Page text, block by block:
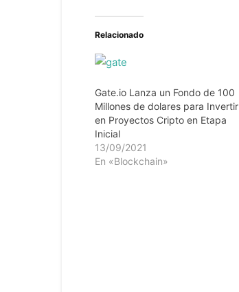
Relacionado
Gate.io Lanza un Fondo de 100
Millones de dolares para Invertir
en Proyectos Cripto en Etapa
Inicial
13/09/2021
En «Blockchain»